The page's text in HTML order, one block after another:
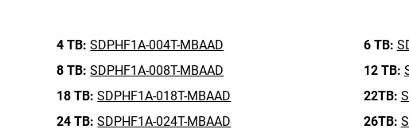
4 TB: SDPHF1A-004T-MBAAD 6 TB:
8 TB: SDPHF1A-008T-MBAAD 12 TB:
18 TB: SDPHF1A-018T-MBAAD 22TB:
24 TB: SDPHF1A-024T-MBAAD 26TB: